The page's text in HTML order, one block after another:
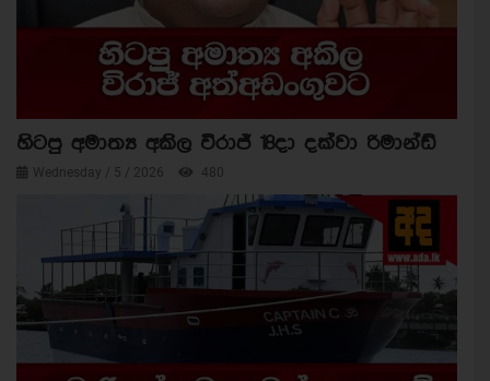
හිටපු අමාත්‍ය අකිල විරාජ් 18දා දක්වා රිමාන්ඩ්
Wednesday / 5 / 2026 480